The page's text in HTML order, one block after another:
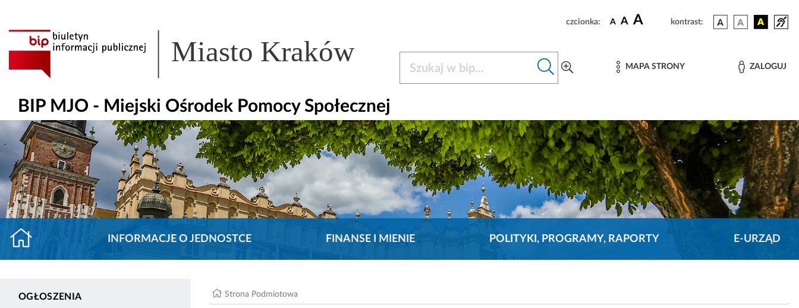
czcionka: A A A kontrast:
Miasto Kraków MAPA STRONY ZALOGUJ
BIP MJO - Miejski Ośrodek Pomocy Społecznej
INFORMACJE O JEDNOSTCE FINANSE I MIENIE POLITYKI, PROGRAMY, RAPORTY E-URZĄD
OGŁOSZENIA Strona Podmiotowa